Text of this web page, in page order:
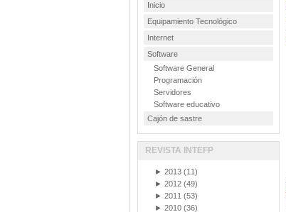
Inicio
Equipamiento Tecnológico
Internet
Software
Software General
Programación
Servidores
Software educativo
Cajón de sastre
REVISTA INTEFP
► 2013 (11)
► 2012 (49)
► 2011 (53)
► 2010 (36)